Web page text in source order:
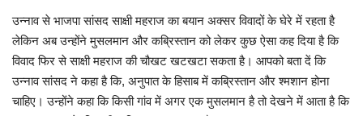
उन्नाव से भाजपा सांसद साक्षी महराज का बयान अक्सर विवादों के घेरे में रहता है
लेकिन अब उन्होंने मुसलमान और कब्रिस्तान को लेकर कुछ ऐसा कह दिया है कि
विवाद फिर से साक्षी महराज की चौखट खटखटा सकता है। आपको बता दें कि
उन्नाव सांसद ने कहा है कि, अनुपात के हिसाब में कब्रिस्तान और श्मशान होना
चाहिए। उन्होंने कहा कि किसी गांव में अगर एक मुसलमान है तो देखने में आता है कि